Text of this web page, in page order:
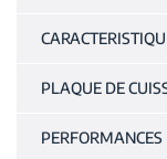
PLAQUE DE
PERFORMANCES